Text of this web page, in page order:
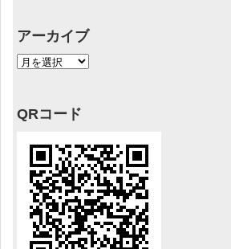
アーカイブ
QRコード